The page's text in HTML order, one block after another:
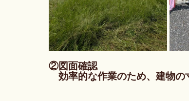
②図面確認
効率的な作業のため、建物の